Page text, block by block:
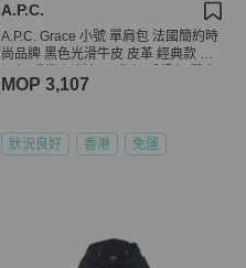
A.P.C.
A.P.C. Grace 小號 單肩包 法國簡約時
尚品牌 黑色光滑牛皮 皮革 經典款 空
包 包包 沙漏包 A.P.C. Grace bag blac
MOP 3,107
狀況良好 香港 免運